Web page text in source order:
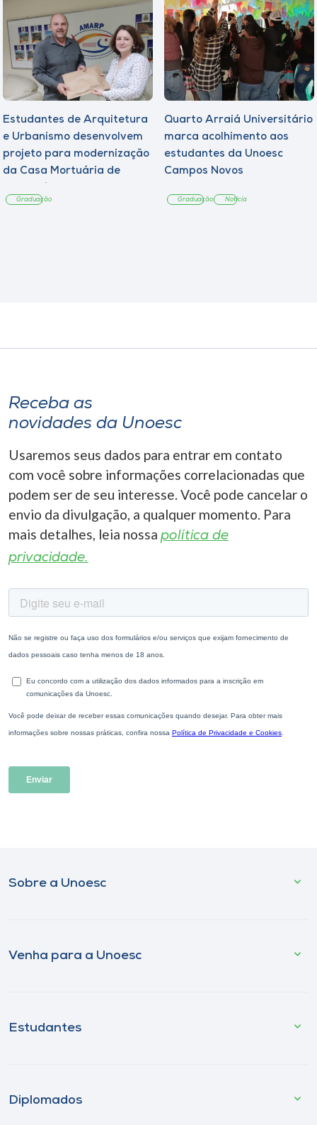
Estudantes de Arquitetura
e Urbanismo desenvolvem
projeto para modernização
da Casa Mortuária de
Graduação
Quarto Arraiá Universitário
marca acolhimento aos
estudantes da Unoesc
Campos Novos
Graduação Notícia
Receba as
novidades da Unoesc
Usaremos seus dados para entrar em contato
com você sobre informações correlacionadas que
podem ser de seu interesse. Você pode cancelar o
envio da divulgação, a qualquer momento. Para
mais detalhes, leia nossa política de
privacidade.
Sobre a Unoesc
Venha para a Unoesc
Estudantes
Diplomados